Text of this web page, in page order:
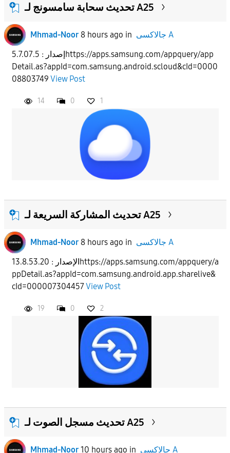
تحديث سحابة سامسونج لـ A25
Mhmad-Noor 8 hours ago in
جالاكسى A
إصدار : 5.7.07.5https://apps.samsung.com/appquery/app
Detail.as?appId=com.samsung.android.scloud&cId=0000
08803749 View Post
14 0 1
تحديث المشاركة السريعة لـ A25
Mhmad-Noor 8 hours ago in
جالاكسى A
الإصدار : 13.8.53.20https://apps.samsung.com/appquery/a
ppDetail.as?appId=com.samsung.android.app.sharelive&
cId=000007304457 View Post
19 0 2
تحديث مسجل الصوت لـ A25
Mhmad-Noor 10 hours ago in جالاكسى A